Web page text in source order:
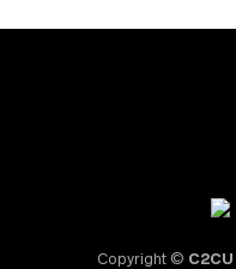
Copyright © C2CU